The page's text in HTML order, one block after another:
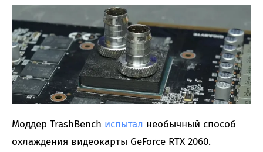
Моддер TrashBench испытал необычный способ
охлаждения видеокарты GeForce RTX 2060.